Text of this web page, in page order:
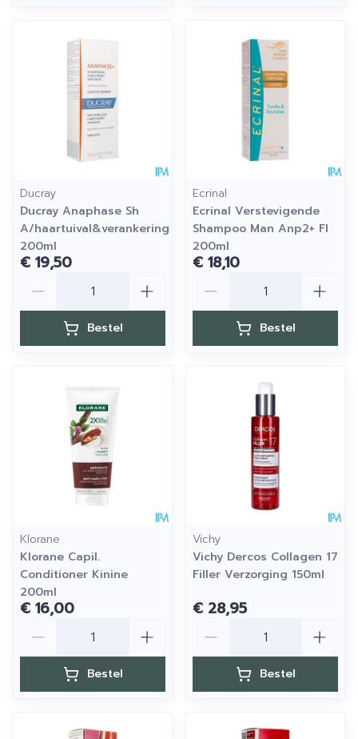
Ducray
Ducray Anaphase Sh
A/haartuival&verankering
200ml
€ 19,50
Bestel
Ecrinal
Ecrinal Verstevigende
Shampoo Man Anp2+ Fl
200ml
€ 18,10
Bestel
Klorane
Klorane Capil.
Conditioner Kinine
200ml
€ 16,00
Bestel
Vichy
Vichy Dercos Collagen 17
Filler Verzorging 150ml
€ 28,95
Bestel